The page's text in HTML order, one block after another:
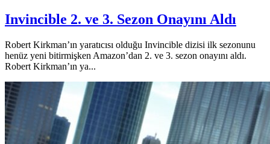
Invincible 2. ve 3. Sezon Onayını Aldı
Robert Kirkman’ın yaratıcısı olduğu Invincible dizisi ilk sezonunu
henüz yeni bitirmişken Amazon’dan 2. ve 3. sezon onayını aldı.
Robert Kirkman’ın ya...